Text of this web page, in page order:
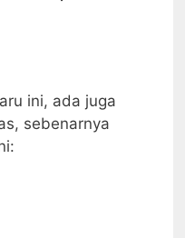
ini, ada juga
sebenarnya